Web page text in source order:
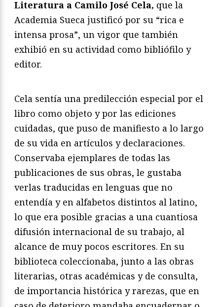
Literatura a Camilo José Cela, que la
Academia Sueca justificó por su “rica e
intensa prosa”, un vigor que también
exhibió en su actividad como bibliófilo y
editor.
Cela sentía una predilección especial por el
libro como objeto y por las ediciones
cuidadas, que puso de manifiesto a lo largo
de su vida en artículos y declaraciones.
Conservaba ejemplares de todas las
publicaciones de sus obras, le gustaba
verlas traducidas en lenguas que no
entendía y en alfabetos distintos al latino,
lo que era posible gracias a una cuantiosa
difusión internacional de su trabajo, al
alcance de muy pocos escritores. En su
biblioteca coleccionaba, junto a las obras
literarias, otras académicas y de consulta,
de importancia histórica y rarezas, que en